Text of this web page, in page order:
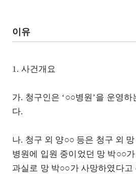
이유
1. 사건개요
가. 청구인은 ‘○○병원’을 운영하
다.
나. 청구 외 양○○ 등은 청구 외
병원에 입원 중이었던 망 박○○
과실로 망 박○○가 사망하였다고